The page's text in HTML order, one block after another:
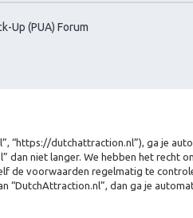
Up (PUA) Forum
“https://dutchattraction.nl”), ga je
niet langer. We hebben het recht
de voorwaarden regelmatig te
“DutchAttraction.nl”, dan ga je